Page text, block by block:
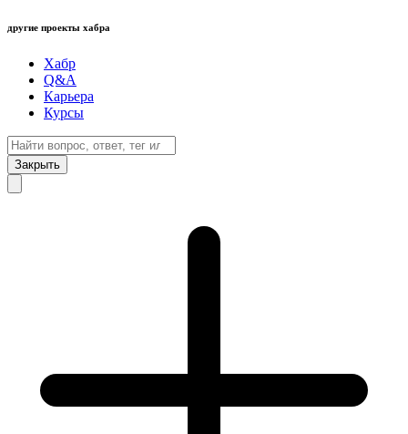
другие проекты хабра
Хабр
Q&A
Карьера
Курсы
Закрыть